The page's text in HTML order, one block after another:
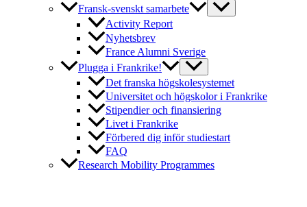
Fransk-svenskt samarbete
Activity Report
Nyhetsbrev
France Alumni Sverige
Plugga i Frankrike!
Det franska högskolesystemet
Universitet och högskolor i Frankrike
Stipendier och finansiering
Livet i Frankrike
Förbered dig inför studiestart
FAQ
Research Mobility Programmes